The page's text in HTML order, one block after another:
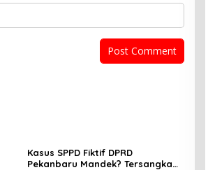
Kasus SPPD Fiktif DPRD
Pekanbaru Mandek? Tersangka